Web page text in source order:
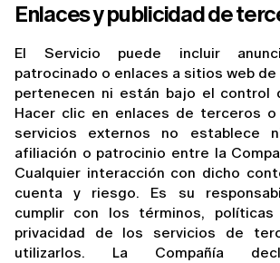
Enlaces y publicidad de
El Servicio puede incluir
patrocinado o enlaces a sitios web
pertenecen ni están bajo el control
Hacer clic en enlaces de terceros
servicios externos no establece
afiliación o patrocinio entre la
Cualquier interacción con dicho
cuenta y riesgo. Es su
cumplir con los términos,
privacidad de los servicios de
utilizarlos. La Compañía